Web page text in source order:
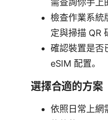
需查詢你手上
檢查作業系統
定與掃描 QR
確認裝置是否
eSIM 配置。
選擇合適的方案
依照日常上網